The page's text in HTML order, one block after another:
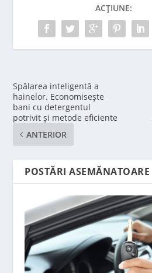
ACȚIUNE:
Spălarea inteligentă a
hainelor. Economisește
bani cu detergentul
potrivit și metode eficiente
ANTERIOR
POSTĂRI ASEMĂNATOARE